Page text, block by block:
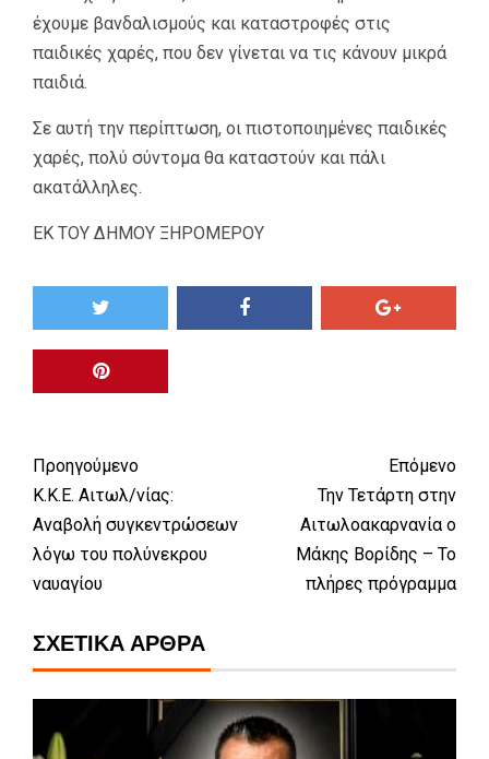
έχουμε βανδαλισμούς και καταστροφές στις
παιδικές χαρές, που δεν γίνεται να τις κάνουν μικρά
παιδιά.
Σε αυτή την περίπτωση, οι πιστοποιημένες παιδικές
χαρές, πολύ σύντομα θα καταστούν και πάλι
ακατάλληλες.
ΕΚ ΤΟΥ ΔΗΜΟΥ ΞΗΡΟΜΕΡΟΥ
Προηγούμενο
Κ.Κ.Ε. Αιτωλ/νίας:
Αναβολή συγκεντρώσεων
λόγω του πολύνεκρου
ναυαγίου
Επόμενο
Την Τετάρτη στην
Αιτωλοακαρνανία ο
Μάκης Βορίδης – Το
πλήρες πρόγραμμα
ΣΧΕΤΙΚΆ ΆΡΘΡΑ